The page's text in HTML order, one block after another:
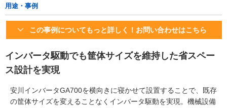
用途・事例
この事例についてもっと詳しく！お問い合わせはこちら
インバータ駆動でも筐体サイズを維持した省スペー
ス設計を実現
安川インバータGA700を横向きに寝かせて設置することで、既存
の筐体サイズを変えることなくインバータ駆動を実現。機械設備